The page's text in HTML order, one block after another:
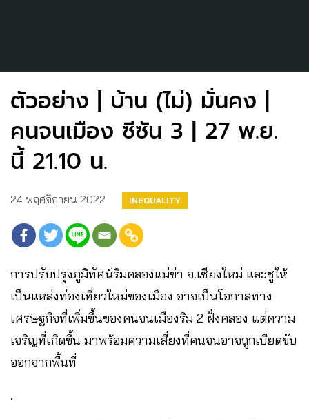
ตัวอย่าง | บ้าน (ไม่) มั่นคง |
คนจนเมือง ซีซัน 3 | 27 พ.ย.
นี้ 21.10 น.
24 พฤศจิกายน 2022 INEQUALITY
การปรับปรุงภูมิทัศน์ริมคลองแม่ข่า จ.เชียงใหม่ และชูให้
เป็นแหล่งท่องเที่ยวใหม่ของเมือง อาจเป็นโอกาสทาง
เศรษฐกิจที่เพิ่มขึ้นของคนจนเมืองริม 2 ฝั่งคลอง แต่ความ
เจริญที่เกิดขึ้น มาพร้อมความเสี่ยงที่คนจนอาจถูกเบียดขับ
ออกจากพื้นที่
.